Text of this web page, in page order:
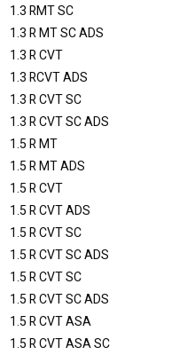
1.3 RMT SC
1.3 R MT SC ADS
1.3 R CVT
1.3 RCVT ADS
1.3 R CVT SC
1.3 R CVT SC ADS
1.5 R MT
1.5 R MT ADS
1.5 R CVT
1.5 R CVT ADS
1.5 R CVT SC
1.5 R CVT SC ADS
1.5 R CVT SC
1.5 R CVT SC ADS
1.5 R CVT ASA
1.5 R CVT ASA SC